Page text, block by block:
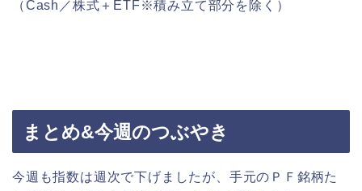
（Cash／株式＋ETF※積み立て部分を除く）
まとめ&今週のつぶやき
今週も指数は週次で下げましたが、手元のＰＦ銘柄た